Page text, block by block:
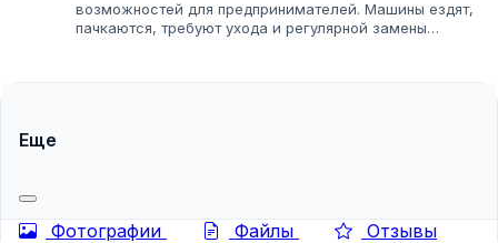
возможностей для предпринимателей. Машины ездят,
пачкаются, требуют ухода и регулярной замены
Еще
Фотографии Файлы Отзывы